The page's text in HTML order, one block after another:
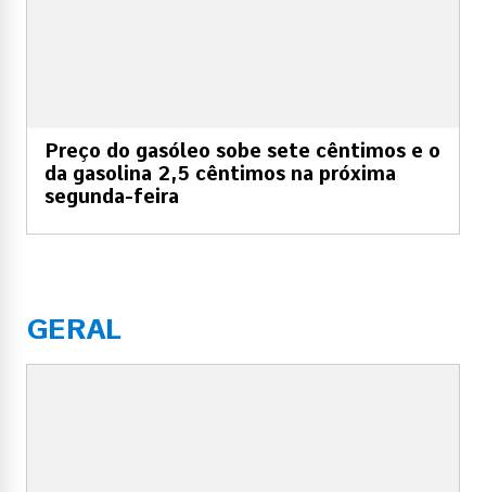
Preço do gasóleo sobe sete cêntimos e o
da gasolina 2,5 cêntimos na próxima
segunda-feira
GERAL